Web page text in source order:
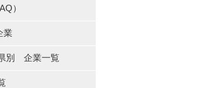
）
業
別 企業一覧